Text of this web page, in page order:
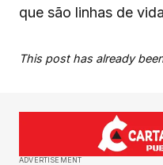
que são linhas de
This post has already
ADVERTISEMENT